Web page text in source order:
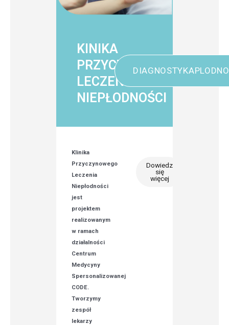
KINIKA
PRZYCZYNOWEGO
LECZENIA
NIEPŁODNOŚCI
Klinika
Przyczynowego
Leczenia
Niepłodności
jest
projektem
realizowanym
w ramach
działalności
Centrum
Medycyny
Spersonalizowanej
CODE.
Tworzymy
zespół
lekarzy
Dowiedz
się
więcej